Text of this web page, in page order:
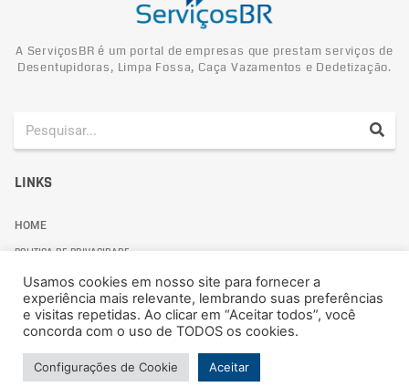
A ServiçosBR é um portal de empresas que prestam serviços de
Desentupidoras, Limpa Fossa, Caça Vazamentos e Dedetização.
LINKS
HOME
POLITICA DE PRIVACIDADE
© 2024 ServiçosBR
Usamos cookies em nosso site para fornecer a
experiência mais relevante, lembrando suas preferências
e visitas repetidas. Ao clicar em “Aceitar todos”, você
concorda com o uso de TODOS os cookies.
Configurações de Cookie Aceitar